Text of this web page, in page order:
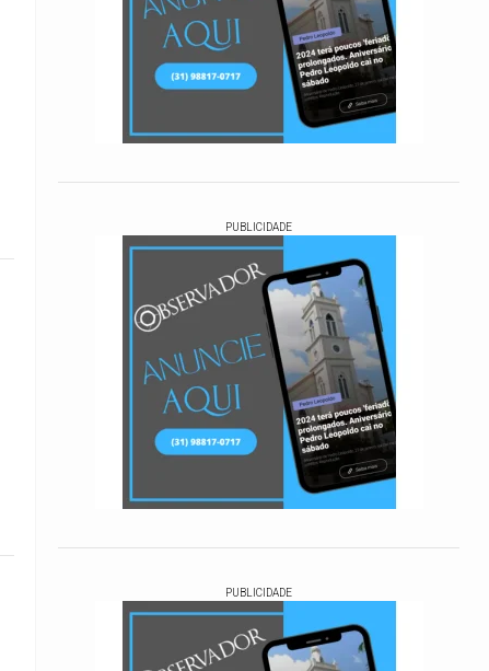
PUBLICIDADE
PUBLICIDADE